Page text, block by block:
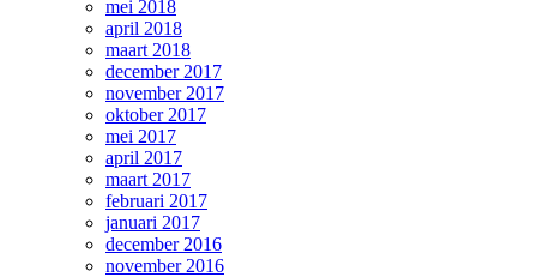
mei 2018
april 2018
maart 2018
december 2017
november 2017
oktober 2017
mei 2017
april 2017
maart 2017
februari 2017
januari 2017
december 2016
november 2016